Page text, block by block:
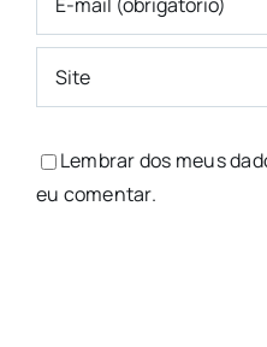
Lembrar dos meus
eu comentar.